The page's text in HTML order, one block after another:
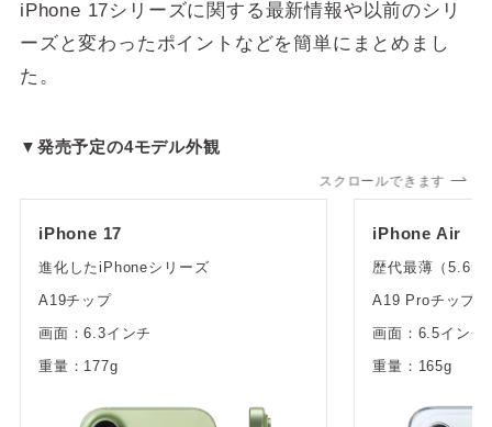
iPhone 17シリーズに関する最新情報や以前のシリ
ーズと変わったポイントなどを簡単にまとめまし
た。
▼発売予定の4モデル外観
スクロールできます
iPhone 17
進化したiPhoneシリーズ
A19チップ
画面：6.3インチ
重量：177g
iPhone Air
歴代最薄（
A19 Proチップ
画面：6.5インチ
重量：165g